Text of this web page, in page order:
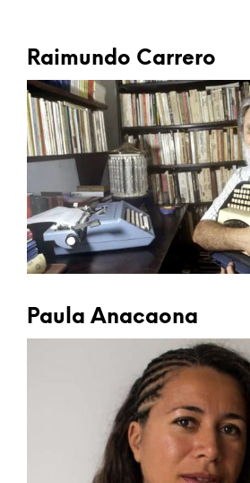
Raimundo Carrero
Paula Anacaona